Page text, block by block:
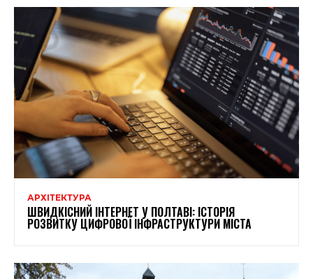
АРХІТЕКТУРА
ШВИДКІСНИЙ ІНТЕРНЕТ У ПОЛТАВІ: ІСТОРІЯ
РОЗВИТКУ ЦИФРОВОЇ ІНФРАСТРУКТУРИ МІСТА